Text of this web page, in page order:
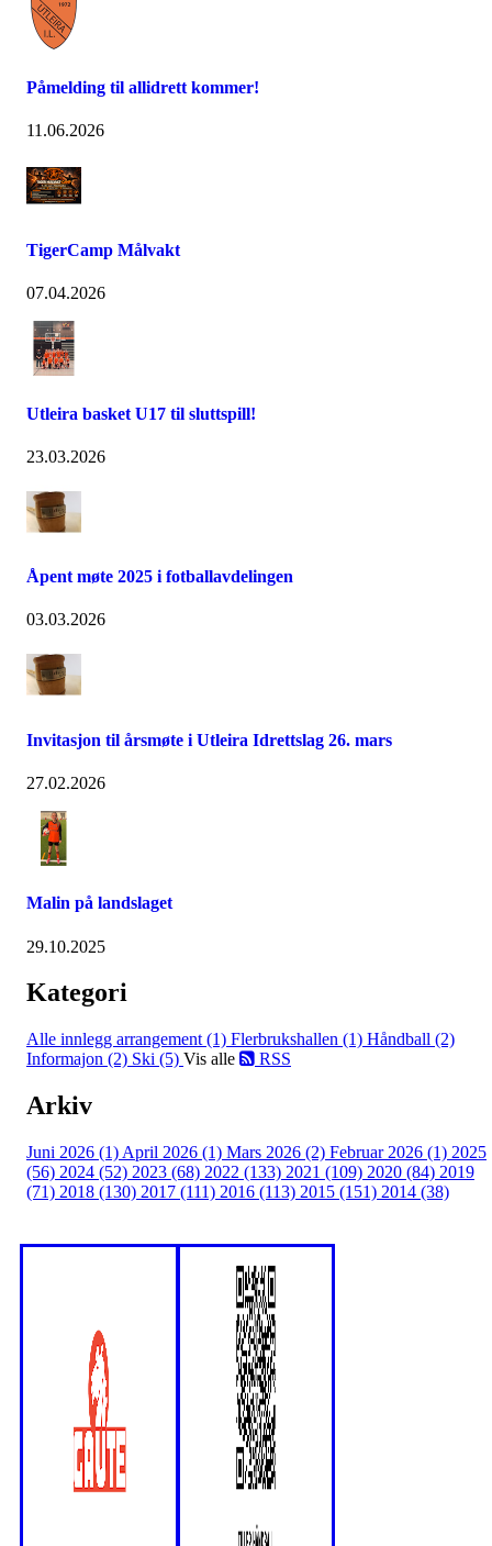
Påmelding til allidrett kommer!
11.06.2026
TigerCamp Målvakt
07.04.2026
Utleira basket U17 til sluttspill!
23.03.2026
Åpent møte 2025 i fotballavdelingen
03.03.2026
Invitasjon til årsmøte i Utleira Idrettslag 26. mars
27.02.2026
Malin på landslaget
29.10.2025
Kategori
Alle innlegg arrangement (1) Flerbrukshallen (1) Håndball (2)
Informajon (2) Ski (5) Vis alle RSS
Arkiv
Juni 2026 (1) April 2026 (1) Mars 2026 (2) Februar 2026 (1) 2025
(56) 2024 (52) 2023 (68) 2022 (133) 2021 (109) 2020 (84) 2019
(71) 2018 (130) 2017 (111) 2016 (113) 2015 (151) 2014 (38)